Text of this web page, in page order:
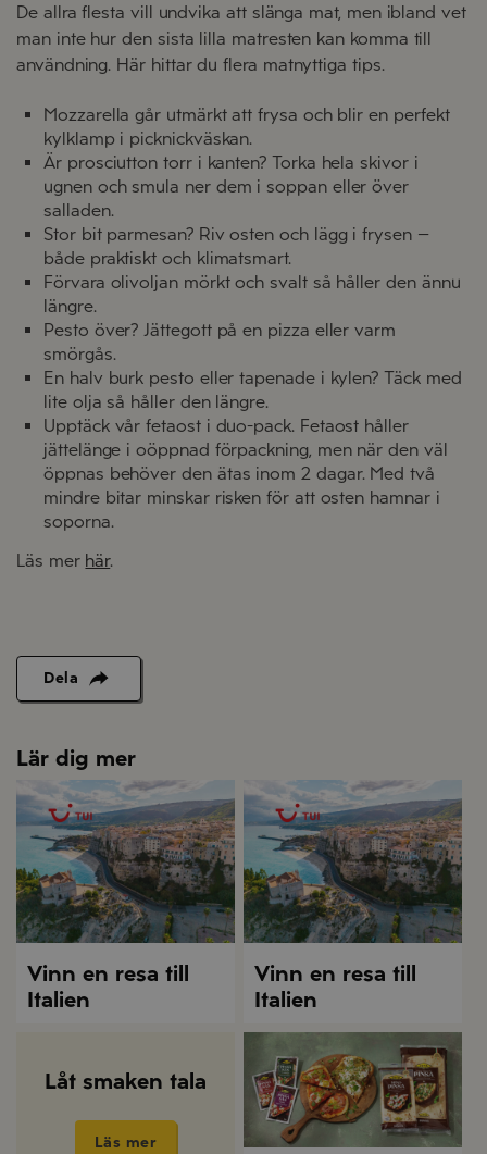
De allra flesta vill undvika att slänga mat, men ibland vet
man inte hur den sista lilla matresten kan komma till
användning. Här hittar du flera matnyttiga tips.
Mozzarella går utmärkt att frysa och blir en perfekt
kylklamp i picknickväskan.
Är prosciutton torr i kanten? Torka hela skivor i
ugnen och smula ner dem i soppan eller över
salladen.
Stor bit parmesan? Riv osten och lägg i frysen –
både praktiskt och klimatsmart.
Förvara olivoljan mörkt och svalt så håller den ännu
längre.
Pesto över? Jättegott på en pizza eller varm
smörgås.
En halv burk pesto eller tapenade i kylen? Täck med
lite olja så håller den längre.
Upptäck vår fetaost i duo-pack. Fetaost håller
jättelänge i oöppnad förpackning, men när den väl
öppnas behöver den ätas inom 2 dagar. Med två
mindre bitar minskar risken för att osten hamnar i
soporna.
Läs mer här.
Dela
Lär dig mer
Vinn en resa till
Italien
Vinn en resa till
Italien
Låt smaken tala
Läs mer